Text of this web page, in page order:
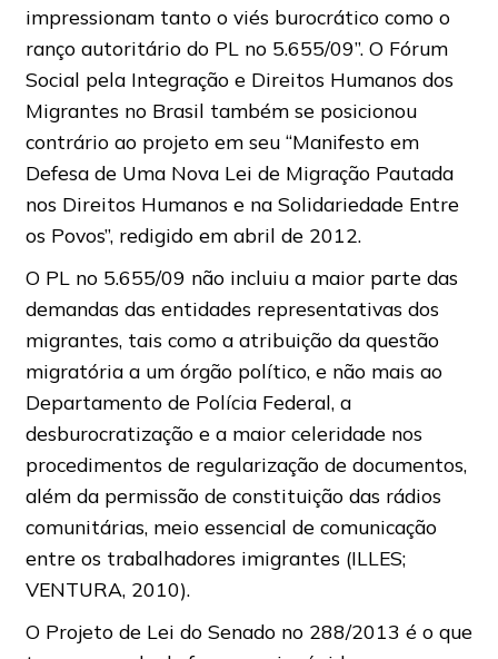
impressionam tanto o viés burocrático como o
ranço autoritário do PL no 5.655/09”. O Fórum
Social pela Integração e Direitos Humanos dos
Migrantes no Brasil também se posicionou
contrário ao projeto em seu “Manifesto em
Defesa de Uma Nova Lei de Migração Pautada
nos Direitos Humanos e na Solidariedade Entre
os Povos”, redigido em abril de 2012.
O PL no 5.655/09 não incluiu a maior parte das
demandas das entidades representativas dos
migrantes, tais como a atribuição da questão
migratória a um órgão político, e não mais ao
Departamento de Polícia Federal, a
desburocratização e a maior celeridade nos
procedimentos de regularização de documentos,
além da permissão de constituição das rádios
comunitárias, meio essencial de comunicação
entre os trabalhadores imigrantes (ILLES;
VENTURA, 2010).
O Projeto de Lei do Senado no 288/2013 é o que